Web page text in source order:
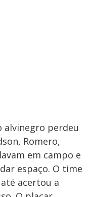
alvinegro perdeu
Romero,
em campo e
espaço. O time
acertou a